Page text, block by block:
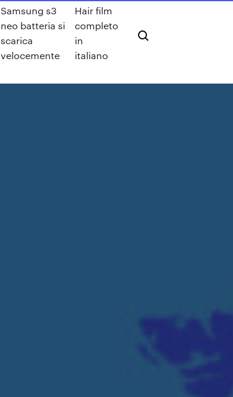
Samsung s3
neo batteria si
scarica
velocemente
Hair film
completo
in
italiano